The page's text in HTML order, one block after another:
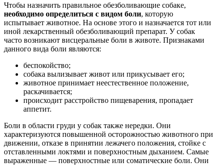
Чтобы назначить правильное обезболивающие собаке,
необходимо определиться с видом боли, которую
испытывает животное. На основе этого и назначается тот или
иной лекарственный обезболивающий препарат. У собак
часто возникают висцеральные боли в животе. Признаками
данного вида боли являются:
беспокойство;
собака вылизывает живот или прикусывает его;
животное принимает неестественное положение,
раскачивается;
происходит расстройство пищеварения, пропадает
аппетит.
Боли в области груди у собак также нередки. Они
характеризуются повышенной осторожностью животного при
движении, отказе в принятии лежачего положения, стойке с
отставленными локтями и поверхностным дыханием. Самые
выраженные — поверхностные или соматические боли. Они